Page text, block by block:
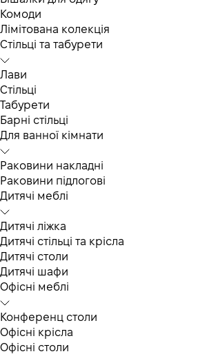
Комоди
Лімітована колекція
Стільці та табурети
Лави
Стільці
Табурети
Барні стільці
Для ванної кімнати
Раковини накладні
Раковини підлогові
Дитячі меблі
Дитячі ліжка
Дитячі стільці та крісла
Дитячі столи
Дитячі шафи
Офісні меблі
Конференц столи
Офісні крісла
Офісні столи